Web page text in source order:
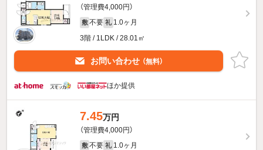
（管理費4,000円）
敷 不要 礼 1.0ヶ月
3階 / 1LDK / 28.01㎡
お問い合わせ （無料）
ほか提供
7.45万円
（管理費4,000円）
敷 不要 礼 1.0ヶ月